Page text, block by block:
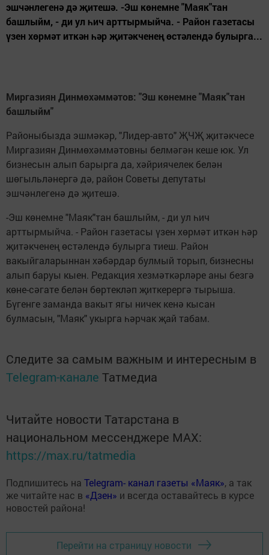
эшчәнлегенә дә җитешә. -Эш көнемне "Маяк"тан
башлыйм, - ди ул һич арттырмыйча. - Район газетасы
үзен хөрмәт иткән һәр җитәкченең өстәлендә булырга...
Миргазиян Динмөхәммәтов: "Эш көнемне "Маяк"тан
башлыйм"
Районыбызда эшмәкәр, "Лидер-авто" ҖЧҖ җитәкчесе
Миргазиян Динмөхәммәтовны белмәгән кеше юк. Ул
бизнесын алып барырга да, хәйриячелек белән
шөгыльләнергә дә, район Советы депутаты
эшчәнлегенә дә җитешә.
-Эш көнемне "Маяк"тан башлыйм, - ди ул һич
арттырмыйча. - Район газетасы үзен хөрмәт иткән һәр
җитәкченең өстәлендә булырга тиеш. Район
вакыйгаларыннан хәбәрдар булмый торып, бизнесны
алып баруы кыен. Редакция хезмәткәрләре аны безгә
көне-сәгате белән бөртекләп җиткерергә тырыша.
Бүгенге заманда вакыт ягы ничек кенә кысан
булмасын, "Маяк" укырга һәрчак җай табам.
Следите за самым важным и интересным в
Telegram-канале Татмедиа
Читайте новости Татарстана в
национальном мессенджере MАХ:
https://max.ru/tatmedia
Подпишитесь на Telegram- канал газеты «Маяк», а так
же читайте нас в «Дзен» и всегда оставайтесь в курсе
новостей района!
Перейти на страницу новости